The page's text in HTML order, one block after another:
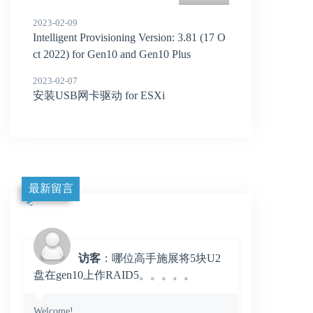
2023-02-09
Intelligent Provisioning Version: 3.81 (17 O
ct 2022) for Gen10 and Gen10 Plus
2023-02-07
安装USB网卡驱动 for ESXi
最新留言
访客 ：哪位高手施展将5块U2
盘在gen10上作RAID5。。。。。
Welcome!